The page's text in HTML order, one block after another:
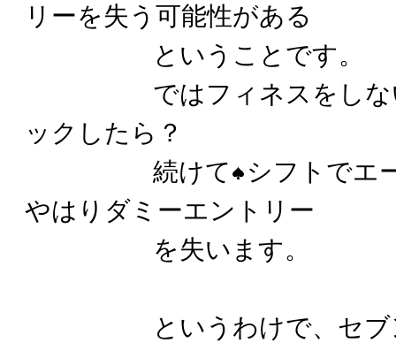
リーを失う可能性がある
ということです。
ではフィネスをしない
ックしたら？
続けて
シフトでエ
やはりダミーエントリー
を失います。
というわけで、セブン